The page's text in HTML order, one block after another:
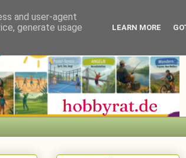
and user-agent
generate usage
LEARN MORE